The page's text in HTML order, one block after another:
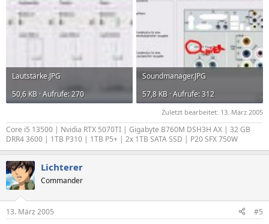
Lautstärke.JPG
50,6 KB · Aufrufe: 270
Soundmanager.JPG
57,8 KB · Aufrufe: 312
Zuletzt bearbeitet: 13. März 2005
Core i5 13500 | Nvidia RTX 5070TI | Gigabyte B760M DSH3H AX | 32 GB
DRR4 3600 | 1TB P310 | 1TB P5+ | 2x 1TB SATA SSD | P20 SFX 750W
Lichterer
Commander
13. März 2005 #5